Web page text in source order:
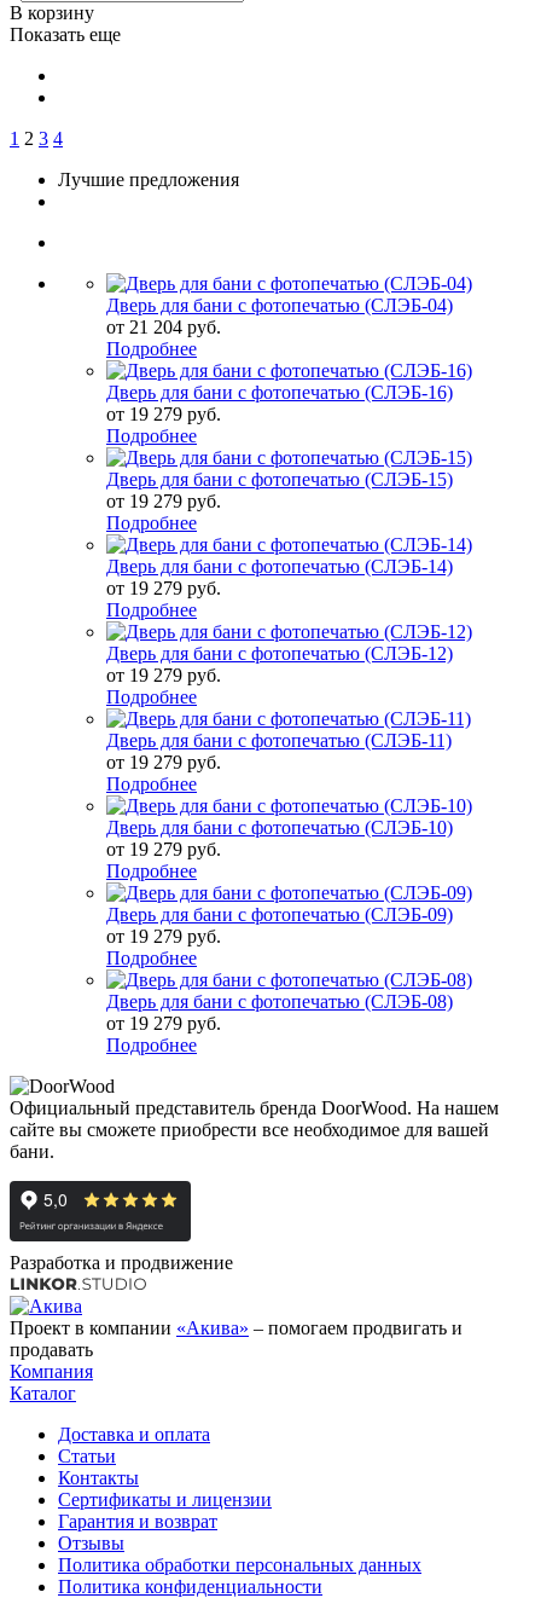
В корзину
Показать еще
1 2 3 4
Лучшие предложения
Дверь для бани с фотопечатью (СЛЭБ-04)
от 21 204 руб.
Подробнее
Дверь для бани с фотопечатью (СЛЭБ-16)
от 19 279 руб.
Подробнее
Дверь для бани с фотопечатью (СЛЭБ-15)
от 19 279 руб.
Подробнее
Дверь для бани с фотопечатью (СЛЭБ-14)
от 19 279 руб.
Подробнее
Дверь для бани с фотопечатью (СЛЭБ-12)
от 19 279 руб.
Подробнее
Дверь для бани с фотопечатью (СЛЭБ-11)
от 19 279 руб.
Подробнее
Дверь для бани с фотопечатью (СЛЭБ-10)
от 19 279 руб.
Подробнее
Дверь для бани с фотопечатью (СЛЭБ-09)
от 19 279 руб.
Подробнее
Дверь для бани с фотопечатью (СЛЭБ-08)
от 19 279 руб.
Подробнее
Официальный представитель бренда DoorWood. На нашем
сайте вы сможете приобрести все необходимое для вашей
бани.
Разработка и продвижение
Проект в компании «Акива» – помогаем продвигать и
продавать
Компания
Каталог
Доставка и оплата
Статьи
Контакты
Сертификаты и лицензии
Гарантия и возврат
Отзывы
Политика обработки персональных данных
Политика конфиденциальности